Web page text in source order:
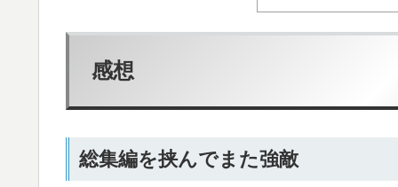
感想
総集編を挟んでまた強敵